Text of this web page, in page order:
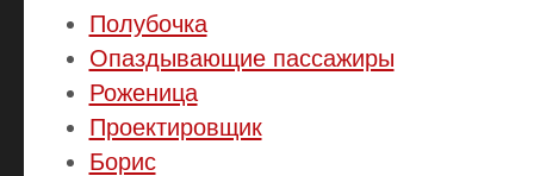
Полубочка
Опаздывающие пассажиры
Роженица
Проектировщик
Борис